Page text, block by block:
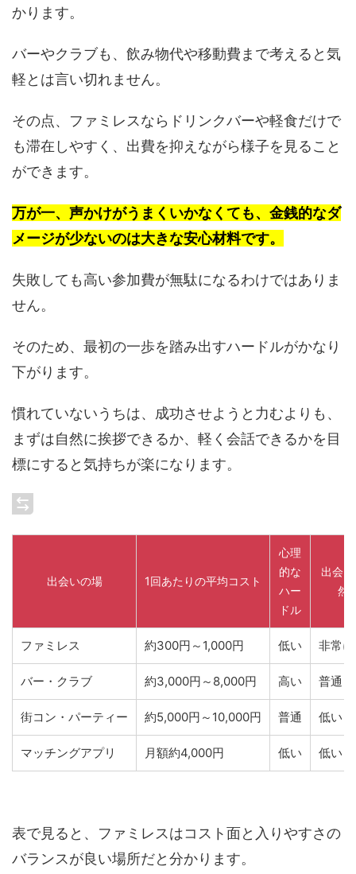
かります。
バーやクラブも、飲み物代や移動費まで考えると気
軽とは言い切れません。
その点、ファミレスならドリンクバーや軽食だけで
も滞在しやすく、出費を抑えながら様子を見ること
ができます。
万が一、声かけがうまくいかなくても、金銭的なダ
メージが少ないのは大きな安心材料です。
失敗しても高い参加費が無駄になるわけではありま
せん。
そのため、最初の一歩を踏み出すハードルがかなり
下がります。
慣れていないうちは、成功させようと力むよりも、
まずは自然に挨拶できるか、軽く会話できるかを目
標にすると気持ちが楽になります。
出会いの場 1回あたりの平均コスト
心理
的な
ハー
ドル
出会
然
ファミレス 約300円～1,000円 低い 非常
バー・クラブ 約3,000円～8,000円 高い 普通
街コン・パーティー 約5,000円～10,000円 普通 低い
マッチングアプリ 月額約4,000円 低い 低い
表で見ると、ファミレスはコスト面と入りやすさの
バランスが良い場所だと分かります。